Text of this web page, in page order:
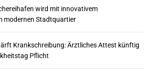
wird mit innovativem
modernen Stadtquartier
Krankschreibung: Ärztliches Attest künftig
Pflicht